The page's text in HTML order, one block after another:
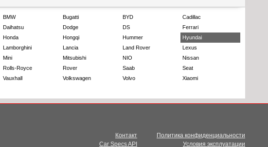
BMW Bugatti BYD
Cadillac
Daihatsu Dodge DS
Ferrari
Honda Hongqi Hummer
Hyundai
Lamborghini Lancia Land Rover
Lexus
Mini Mitsubishi NIO
Nissan
Rolls-Royce Rover Saab
Seat
Vauxhall Volkswagen Volvo
Xiaomi
Политика конфиденциальности
Условия эксплуатации
Контакт
Car Specs API